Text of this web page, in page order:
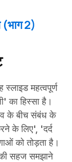
(भाग 2)
महत्वपूर्ण
का हिस्सा है।
के बीच संबंध के
के लिए', 'दर्द
को तोड़ता है।
की सहज समझाने